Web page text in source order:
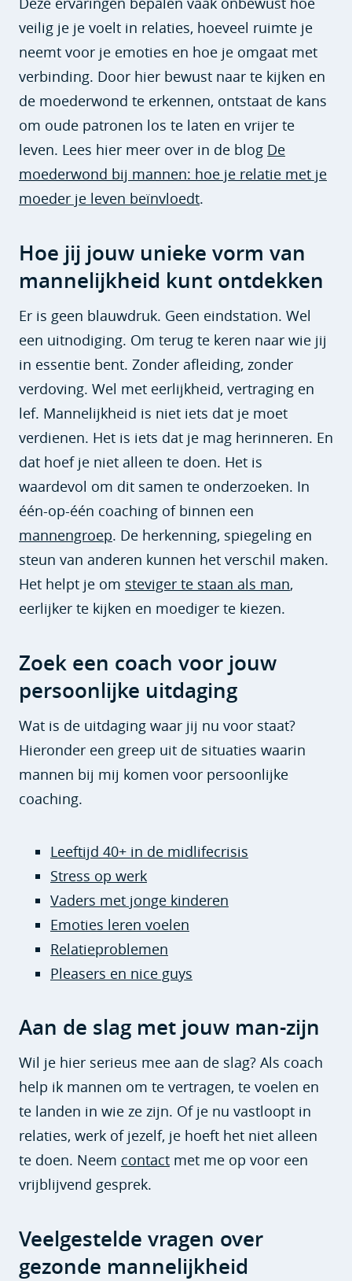
veilig je je voelt in relaties, hoeveel ruimte je
neemt voor je emoties en hoe je omgaat met
verbinding. Door hier bewust naar te kijken en
de moederwond te erkennen, ontstaat de kans
om oude patronen los te laten en vrijer te
leven. Lees hier meer over in de blog De
moederwond bij mannen: hoe je relatie met je
moeder je leven beïnvloedt.
Hoe jij jouw unieke vorm van
mannelijkheid kunt ontdekken
Er is geen blauwdruk. Geen eindstation. Wel
een uitnodiging. Om terug te keren naar wie jij
in essentie bent. Zonder afleiding, zonder
verdoving. Wel met eerlijkheid, vertraging en
lef. Mannelijkheid is niet iets dat je moet
verdienen. Het is iets dat je mag herinneren. En
dat hoef je niet alleen te doen. Het is
waardevol om dit samen te onderzoeken. In
één-op-één coaching of binnen een
mannengroep. De herkenning, spiegeling en
steun van anderen kunnen het verschil maken.
Het helpt je om steviger te staan als man,
eerlijker te kijken en moediger te kiezen.
Zoek een coach voor jouw
persoonlijke uitdaging
Wat is de uitdaging waar jij nu voor staat?
Hieronder een greep uit de situaties waarin
mannen bij mij komen voor persoonlijke
coaching.
Leeftijd 40+ in de midlifecrisis
Stress op werk
Vaders met jonge kinderen
Emoties leren voelen
Relatieproblemen
Pleasers en nice guys
Aan de slag met jouw man-zijn
Wil je hier serieus mee aan de slag? Als coach
help ik mannen om te vertragen, te voelen en
te landen in wie ze zijn. Of je nu vastloopt in
relaties, werk of jezelf, je hoeft het niet alleen
te doen. Neem contact met me op voor een
vrijblijvend gesprek.
Veelgestelde vragen over
gezonde mannelijkheid